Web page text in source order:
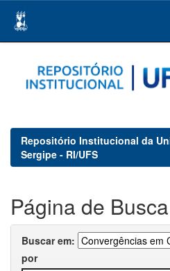
navigation
Repositório Institucional da
Sergipe - RI/UFS
Página de Busca
Buscar em:
por